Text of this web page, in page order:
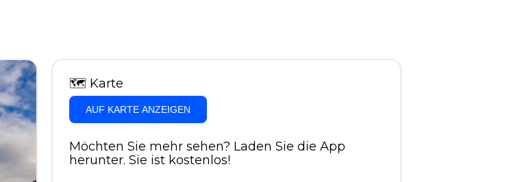
🗺 Karte
AUF KARTE ANZEIGEN
Möchten Sie mehr sehen? Laden Sie die App
herunter. Sie ist kostenlos!